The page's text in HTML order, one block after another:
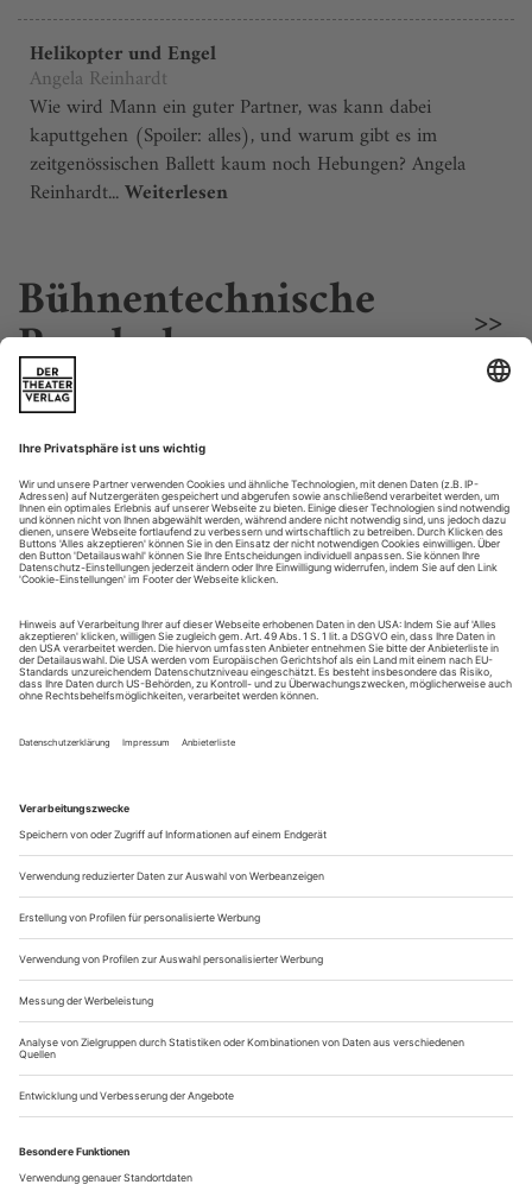
Helikopter und Engel
Angela Reinhardt
Wie wird Mann ein guter Partner, was kann dabei
kaputtgehen (Spoiler: alles), und warum gibt es im
zeitgenössischen Ballett kaum noch Hebungen? Angela
Reinhardt...Weiterlesen
Bühnentechnische
Rundschau >>
„Das war eine herrliche Erfahrung!“
Iris Abel
Nachdem 2025 Chemnitz als Kulturhauptstadt
Gastgeberin für zahlreiche Kunstprojekte und
Veranstaltungen war, schloss sich in diesem Jahr ein
weiteres Highlight...Weiterlesen
Der Begabung des Gebäudes folgen
Iris Abel
Wer ein Theater saniert, plant nicht nur ein Gebäude,
Nutzerbedarfsanalyse am Staatstheater Braunschweig
Uiii! Ein schwungvoller Brecht
Herbert Cybulska
„Der aufhaltsame Aufstieg des Arturo Ui“ am Schauspiel
Frankfurt im schwarz-weiß gemalten Szenenbild ist reich
an Spielorten und visuellen Überraschungen. Ein...
Weiterlesen